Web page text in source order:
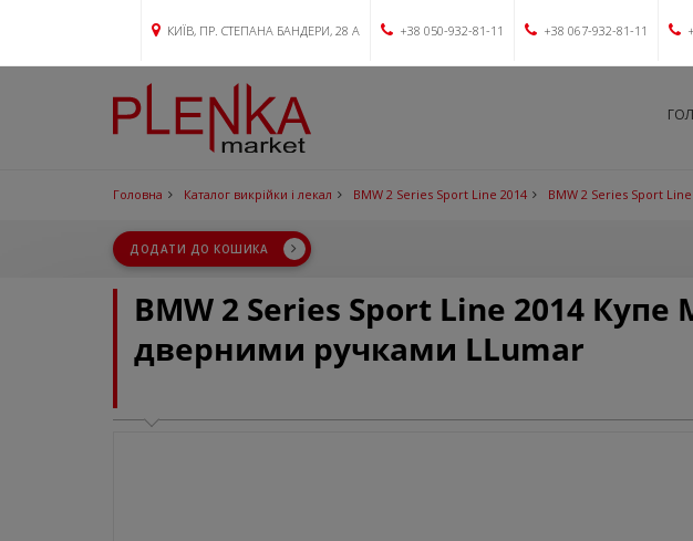
КИЇВ, ПР. СТЕПАНА БАНДЕРИ, 28 А +38 050-932-81-11 +38 067-932-81-11
Головна Каталог викрійки і лекал BMW 2 Series Sport Line 2014 BMW 2 Series Sport
ДОДАТИ ДО КОШИКА
BMW 2 Series Sport Line 2014 Купе
дверними ручками LLumar